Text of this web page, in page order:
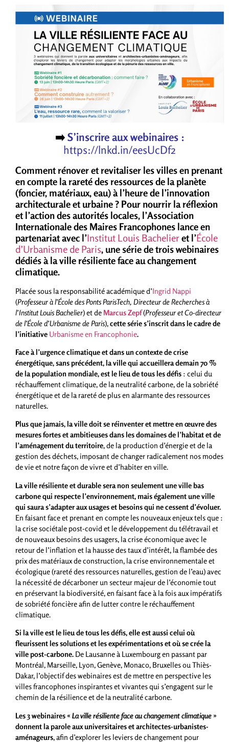
➡️S’inscrire aux webinaires :
https://lnkd.in/eesUcDf2
Comment rénover et revitaliser les villes en prenant
en compte la rareté des ressources de la planète
(foncier, matériaux, eau) à l’heure de l’innovation
architecturale et urbaine ? Pour nourrir la réflexion
et l’action des autorités locales, l’Association
Internationale des Maires Francophones lance en
partenariat avec l’Institut Louis Bachelier et l’École
d’Urbanisme de Paris, une série de trois webinaires
dédiés à la ville résiliente face au changement
climatique.
Placée sous la responsabilité académique d’Ingrid Nappi
(Professeur à l’École des Ponts ParisTech, Directeur de Recherches à
l’Institut Louis Bachelier) et de Marcus Zepf(Professeur et Co-directeur
de l’École d’Urbanisme de Paris),cette série s’inscrit dans le cadre de
l’initiative Urbanisme en Francophonie.
Face à l’urgence climatique et dans un contexte de crise
énergétique, sans précédent, la ville qui accueillera demain 70 %
de la population mondiale, est le lieu de tous les défis : celui du
réchauffement climatique, de la neutralité carbone, de la sobriété
énergétique et de la rareté de plus en alarmante des ressources
naturelles.
Plus que jamais, la ville doit se réinventer et mettre en œuvre des
mesures fortes et ambitieuses dans les domaines de l’habitat et de
l’aménagement du territoire, de la production d’énergie et de la
gestion des déchets, imposant de changer radicalement nos modes
de vie et notre façon de vivre et d’habiter en ville.
La ville résiliente et durable sera non seulement une ville bas
carbone qui respecte l’environnement, mais également une ville
qui saura s’adapter aux usages et besoins qui ne cessent d’évoluer.
En faisant face et prenant en compte les nouveaux enjeux tels que :
la crise sociétale post-covid et le développement du télétravail et
de nouveaux besoins des usagers, la crise économique avec le
retour de l’inflation et la hausse des taux d’intérêt, la flambée des
prix des matériaux de construction, la crise environnementale et
écologique (rareté des ressources naturelles, gestion de l’eau) avec
la nécessité de décarboner un secteur majeur de l’économie tout
en préservant la biodiversité, en faisant face à la fois aux impératifs
de sobriété foncière afin de lutter contre le réchauffement
climatique.
Si la ville est le lieu de tous les défis, elle est aussi celui où
fleurissent les solutions et les expérimentations et où se crée la
ville post-carbone. De Lausanne à Luxembourg en passant par
Montréal, Marseille, Lyon, Genève, Monaco, Bruxelles ou Thiès-
Dakar, l’objectif des webinaires est de mettre en perspective les
villes francophones inspirantes et vivantes qui s’engagent sur le
chemin de la résilience et de la neutralité carbone.
Les 3 webinaires « La ville résiliente face au changement climatique»
donnent la parole aux universitaires et architectes-urbanistes-
aménageurs, afin d’explorer les leviers de changement pour